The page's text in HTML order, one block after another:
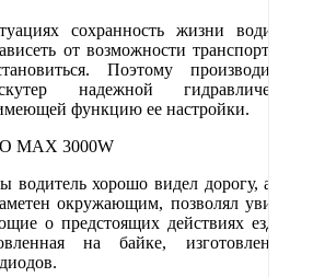
сохранность жизни водителя
от возможности транспортного
Поэтому производители
надежной гидравлической
функцию ее настройки.
водитель хорошо видел дорогу, а сам
окружающим, позволял увидеть
о предстоящих действиях ездока.
на байке, изготовлена с